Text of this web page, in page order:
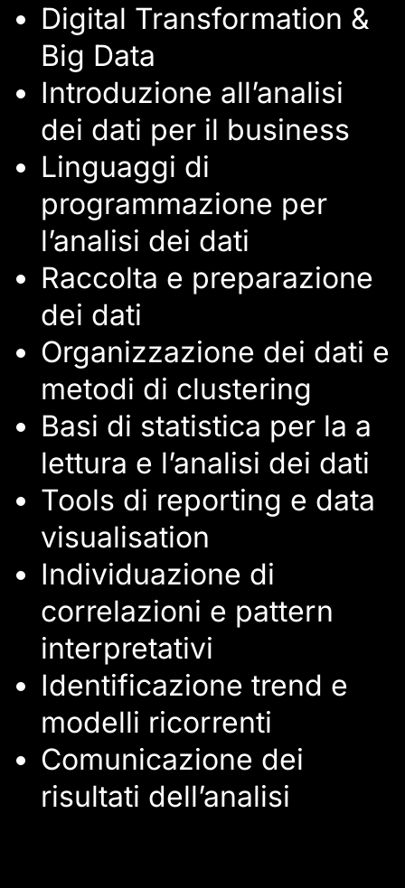
Digital Transformation &
Big Data
Introduzione all’analisi
dei dati per il business
Linguaggi di
programmazione per
l’analisi dei dati
Raccolta e preparazione
dei dati
Organizzazione dei dati e
metodi di clustering
Basi di statistica per la a
lettura e l’analisi dei dati
Tools di reporting e data
visualisation
Individuazione di
correlazioni e pattern
interpretativi
Identificazione trend e
modelli ricorrenti
Comunicazione dei
risultati dell’analisi